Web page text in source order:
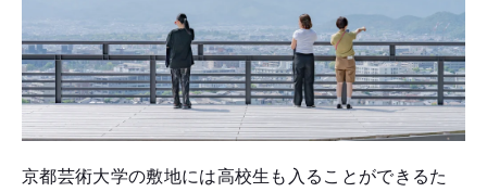
京都芸術大学の敷地には高校生も入ることができるた